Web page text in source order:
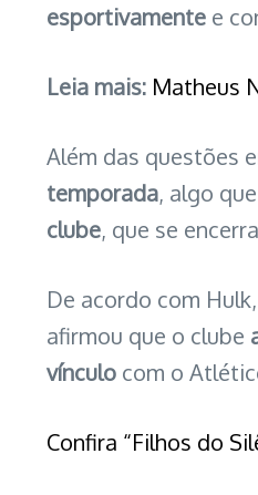
esportivamente e
Leia mais: Matheus
Além das questões
temporada, algo
clube, que se encerra
De acordo com
afirmou que o clube
vínculo com o
Confira “Filhos do